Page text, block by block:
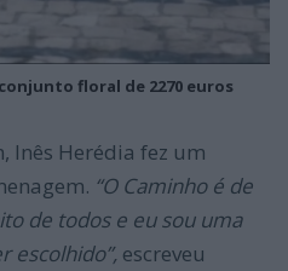
floral de 2270 euros
Inês Herédia fez um
“O Caminho é de
de todos e eu sou uma
escolhido”, escreveu